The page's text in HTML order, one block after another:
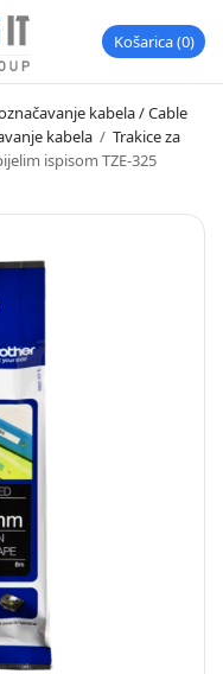
Košarica 0
kabela / Cable
kabela / Trakice za
ispisom TZE-325